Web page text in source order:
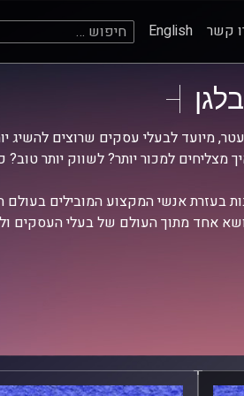
קשר English חיפוש:
מיועד לבעלי עסקים שרוצים להשיג
מצליחים למכור יותר? לשווק יותר
בעזרת אנשי המקצוע המובילים בעולם
אחד מתוך העולם של בעלי העסקים